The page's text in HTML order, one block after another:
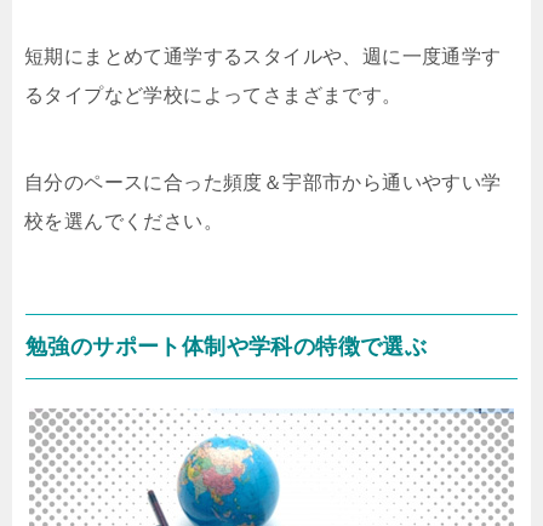
短期にまとめて通学するスタイルや、週に一度通学す
るタイプなど学校によってさまざまです。
自分のペースに合った頻度＆宇部市から通いやすい学
校を選んでください。
勉強のサポート体制や学科の特徴で選ぶ